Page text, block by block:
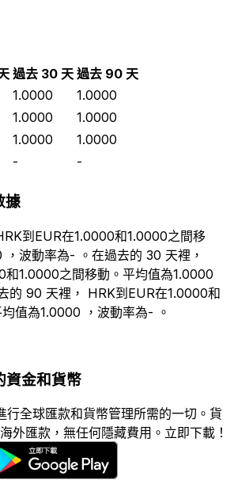
過去 30 天 過去 90 天
1.0000
1.0000
1.0000
1.0000
1.0000
1.0000
- -
據
到EUR在1.0000和1.0000之間移
波動率為- 。在過去的 30 天裡，
和1.0000之間移動。平均值為1.0000
的 90 天裡， HRK到EUR在1.0000和
值為1.0000 ，波動率為- 。
資金和貨幣
行全球匯款和貨幣管理所需的一切。貨
外匯款，無任何隱藏費用。立即下載！